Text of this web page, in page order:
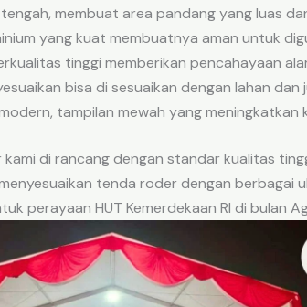
membuat area pandang yang luas
yang kuat membuatnya aman untuk
tinggi memberikan pencahayaan
bisa di sesuaikan dengan lahan dan
tampilan mewah yang meningkatkan
di rancang dengan standar kualitas
tenda roder dengan berbagai
perayaan HUT Kemerdekaan RI di bulan